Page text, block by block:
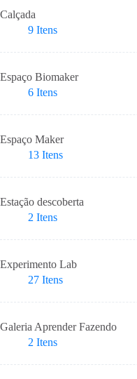
Calçada
9 Itens
Espaço Biomaker
6 Itens
Espaço Maker
13 Itens
Estação descoberta
2 Itens
Experimento Lab
27 Itens
Galeria Aprender Fazendo
2 Itens